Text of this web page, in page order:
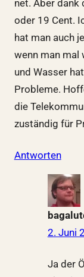
net. Aber dank
oder 19 Cent.
hat man auch
wenn man mal
und Wasser
Probleme.
die
zuständig für
Antworten
2. Juni
Ja der